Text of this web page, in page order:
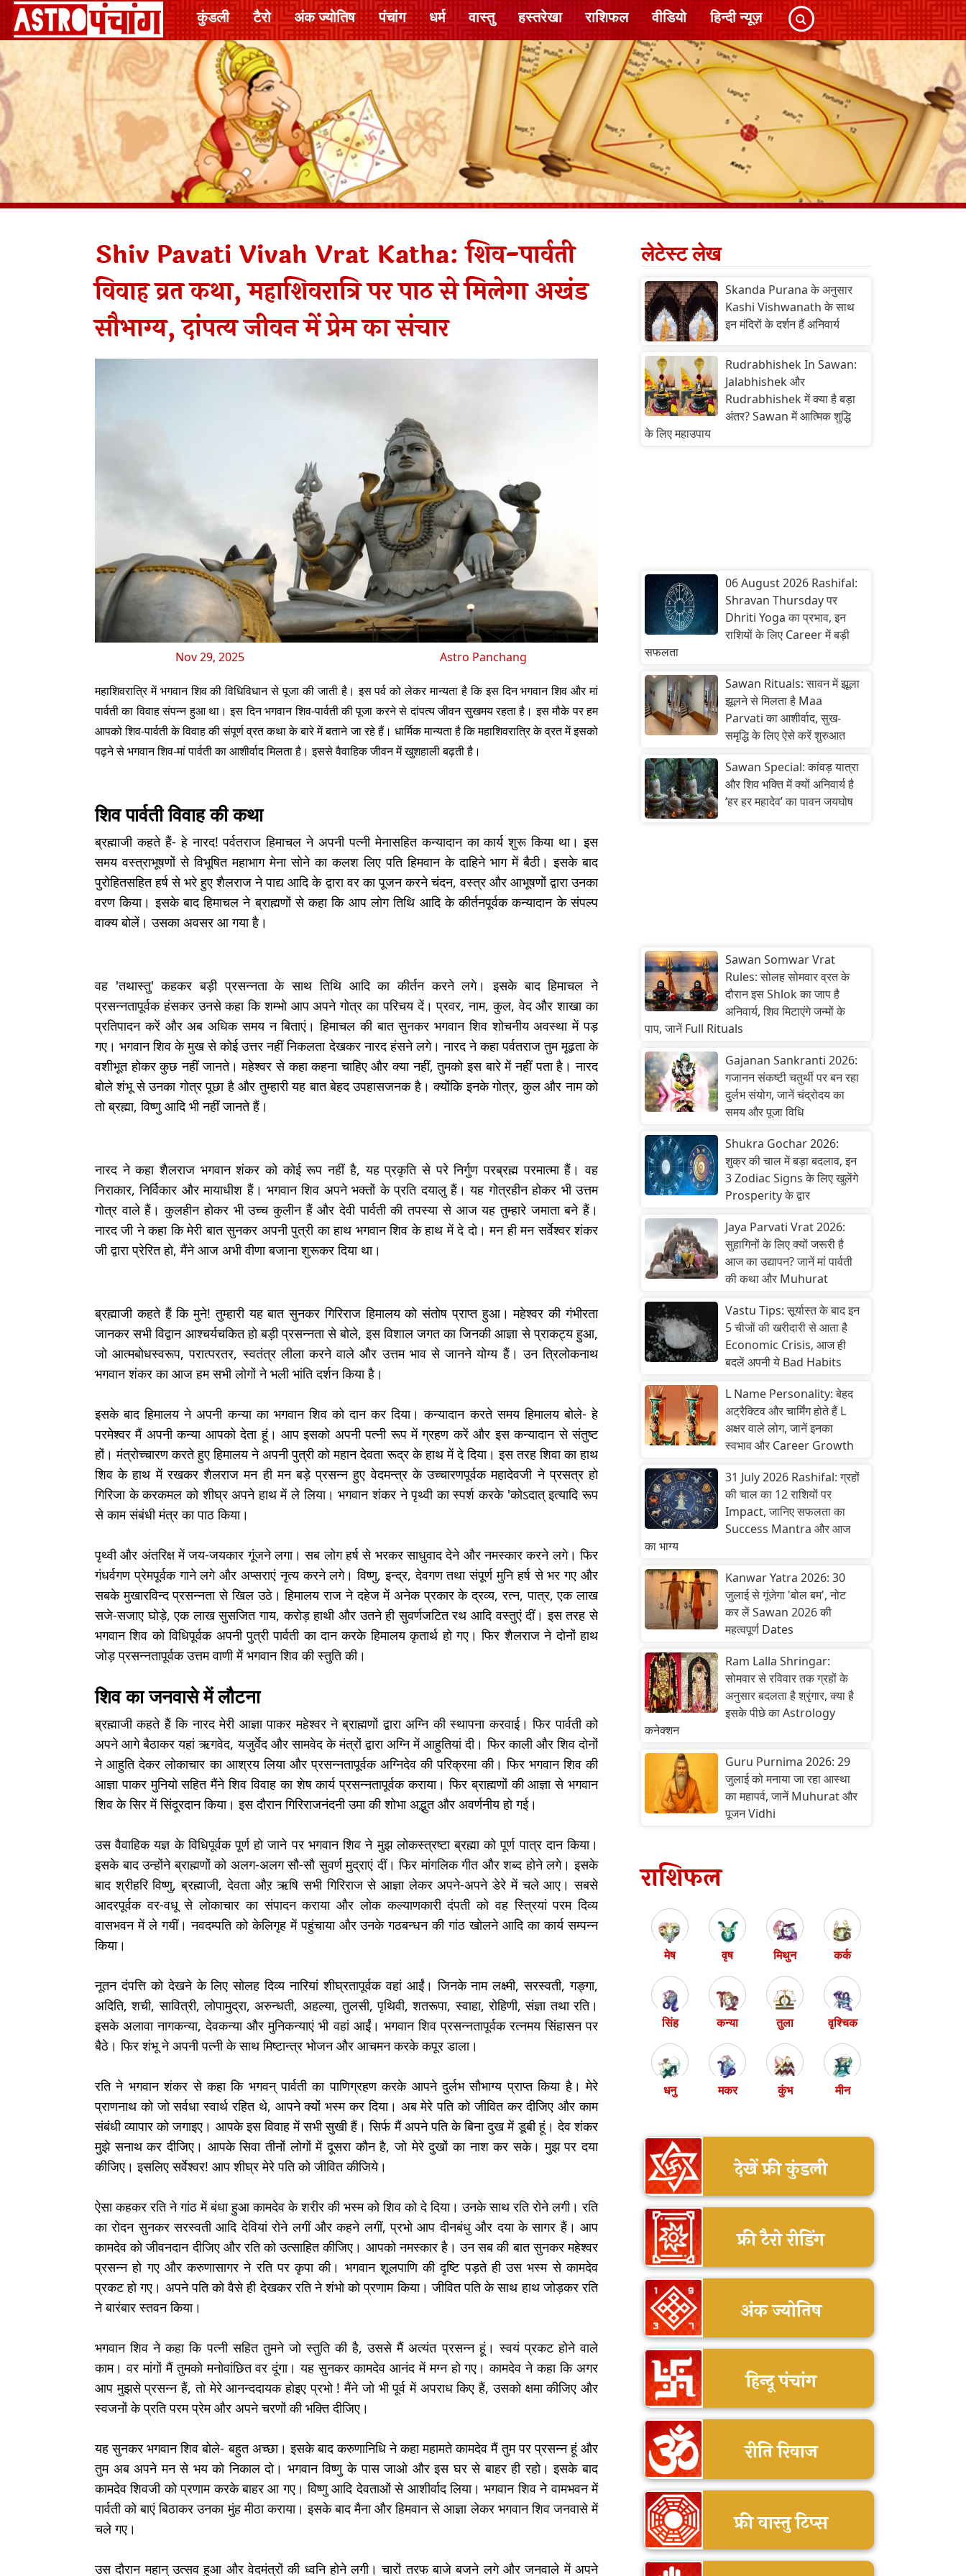
कुंडली टैरो अंक ज्योतिष पंचांग धर्म वास्तु हस्तरेखा राशिफल वीडियो हिन्दी न्यूज़
Shiv Pavati Vivah Vrat Katha: शिव-पार्वती
विवाह व्रत कथा, महाशिवरात्रि पर पाठ से मिलेगा अखंड
सौभाग्य, दांपत्य जीवन में प्रेम का संचार
Nov 29, 2025 Astro Panchang
महाशिवरात्रि में भगवान शिव की विधिविधान से पूजा की जाती है। इस पर्व को लेकर मान्यता है कि इस दिन भगवान शिव और मां
पार्वती का विवाह संपन्न हुआ था। इस दिन भगवान शिव-पार्वती की पूजा करने से दांपत्य जीवन सुखमय रहता है। इस मौके पर हम
आपको शिव-पार्वती के विवाह की संपूर्ण व्रत कथा के बारे में बताने जा रहे हैं। धार्मिक मान्यता है कि महाशिवरात्रि के व्रत में इसको
पढ़ने से भगवान शिव-मां पार्वती का आशीर्वाद मिलता है। इससे वैवाहिक जीवन में खुशहाली बढ़ती है।
शिव पार्वती विवाह की कथा
ब्रह्माजी कहते हैं- हे नारद! पर्वतराज हिमाचल ने अपनी पत्नी मेनासहित कन्यादान का कार्य शुरू किया था। इस
समय वस्त्राभूषणों से विभूषित महाभाग मेना सोने का कलश लिए पति हिमवान के दाहिने भाग में बैठी। इसके बाद
पुरोहितसहित हर्ष से भरे हुए शैलराज ने पाद्य आदि के द्वारा वर का पूजन करने चंदन, वस्त्र और आभूषणों द्वारा उनका
वरण किया। इसके बाद हिमाचल ने ब्राह्मणों से कहा कि आप लोग तिथि आदि के कीर्तनपूर्वक कन्यादान के संपल्प
वाक्य बोलें। उसका अवसर आ गया है।
वह 'तथास्तु' कहकर बड़ी प्रसन्नता के साथ तिथि आदि का कीर्तन करने लगे। इसके बाद हिमाचल ने
प्रसन्नतापूर्वक हंसकर उनसे कहा कि शम्भो आप अपने गोत्र का परिचय दें। प्रवर, नाम, कुल, वेद और शाखा का
प्रतिपादन करें और अब अधिक समय न बिताएं। हिमाचल की बात सुनकर भगवान शिव शोचनीय अवस्था में पड़
गए। भगवान शिव के मुख से कोई उत्तर नहीं निकलता देखकर नारद हंसने लगे। नारद ने कहा पर्वतराज तुम मूढ़ता के
वशीभूत होकर कुछ नहीं जानते। महेश्वर से कहा कहना चाहिए और क्या नहीं, तुमको इस बारे में नहीं पता है। नारद
बोले शंभू से उनका गोत्र पूछा है और तुम्हारी यह बात बेहद उपहासजनक है। क्योंकि इनके गोत्र, कुल और नाम को
तो ब्रह्मा, विष्णु आदि भी नहीं जानते हैं।
नारद ने कहा शैलराज भगवान शंकर को कोई रूप नहीं है, यह प्रकृति से परे निर्गुण परब्रह्म परमात्मा हैं। वह
निराकार, निर्विकार और मायाधीश हैं। भगवान शिव अपने भक्तों के प्रति दयालु हैं। यह गोत्रहीन होकर भी उत्तम
गोत्र वाले हैं। कुलहीन होकर भी उच्च कुलीन हैं और देवी पार्वती की तपस्या से आज यह तुम्हारे जमाता बने हैं।
नारद जी ने कहा कि मेरी बात सुनकर अपनी पुत्री का हाथ भगवान शिव के हाथ में दे दो। मन ही मन सर्वेश्वर शंकर
जी द्वारा प्रेरित हो, मैंने आज अभी वीणा बजाना शुरूकर दिया था।
ब्रह्माजी कहते हैं कि मुने! तुम्हारी यह बात सुनकर गिरिराज हिमालय को संतोष प्राप्त हुआ। महेश्वर की गंभीरता
जानकर सभी विद्वान आश्चर्यचकित हो बड़ी प्रसन्नता से बोले, इस विशाल जगत का जिनकी आज्ञा से प्राकट्य हुआ,
जो आत्मबोधस्वरूप, परात्परतर, स्वतंत्र लीला करने वाले और उत्तम भाव से जानने योग्य हैं। उन त्रिलोकनाथ
भगवान शंकर का आज हम सभी लोगों ने भली भांति दर्शन किया है।
इसके बाद हिमालय ने अपनी कन्या का भगवान शिव को दान कर दिया। कन्यादान करते समय हिमालय बोले- हे
परमेश्वर मैं अपनी कन्या आपको देता हूं। आप इसको अपनी पत्नी रूप में ग्रहण करें और इस कन्यादान से संतुष्ट
हों। मंत्रोच्चारण करते हुए हिमालय ने अपनी पुत्री को महान देवता रूद्र के हाथ में दे दिया। इस तरह शिवा का हाथ
शिव के हाथ में रखकर शैलराज मन ही मन बड़े प्रसन्न हुए वेदमन्त्र के उच्चारणपूर्वक महादेवजी ने प्रसत्र हो
गिरिजा के करकमल को शीघ्र अपने हाथ में ले लिया। भगवान शंकर ने पृथ्वी का स्पर्श करके 'कोऽदात् इत्यादि रूप
से काम संबंधी मंत्र का पाठ किया।
पृथ्वी और अंतरिक्ष में जय-जयकार गूंजने लगा। सब लोग हर्ष से भरकर साधुवाद देने और नमस्कार करने लगे। फिर
गंधर्वगण प्रेमपूर्वक गाने लगे और अप्सराएं नृत्य करने लगे। विष्णु, इन्द्र, देवगण तथा संपूर्ण मुनि हर्ष से भर गए और
सबके मुखारविन्द प्रसन्नता से खिल उठे। हिमालय राज ने दहेज में अनेक प्रकार के द्रव्य, रत्‍न, पात्र, एक लाख
सजे-सजाए घोड़े, एक लाख सुसजित गाय, करोड़ हाथी और उतने ही सुवर्णजटित रथ आदि वस्तुएं दीं। इस तरह से
भगवान शिव को विधिपूर्वक अपनी पुत्री पार्वती का दान करके हिमालय कृतार्थ हो गए। फिर शैलराज ने दोनों हाथ
जोड़ प्रसन्नतापूर्वक उत्तम वाणी में भगवान शिव की स्तुति की।
शिव का जनवासे में लौटना
ब्रह्माजी कहते हैं कि नारद मेरी आज्ञा पाकर महेश्वर ने ब्राह्मणों द्वारा अग्नि की स्थापना करवाई। फिर पार्वती को
अपने आगे बैठाकर यहां ऋगवेद, यजुर्वेद और सामवेद के मंत्रों द्वारा अग्नि में आहुतियां दी। फिर काली और शिव दोनों
ने आहुति देकर लोकाचार का आश्रय लिया और प्रसन्नतापूर्वक अग्निदेव की परिक्रमा की। फिर भगवान शिव की
आज्ञा पाकर मुनियो सहित मैंने शिव विवाह का शेष कार्य प्रसन्नतापूर्वक कराया। फिर ब्राह्मणों की आज्ञा से भगवान
शिव के सिर में सिंदूरदान किया। इस दौरान गिरिराजनंदनी उमा की शोभा अद्भुत और अवर्णनीय हो गई।
उस वैवाहिक यज्ञ के विधिपूर्वक पूर्ण हो जाने पर भगवान शिव ने मुझ लोकस्त्रष्टा ब्रह्मा को पूर्ण पात्र दान किया।
इसके बाद उन्होंने ब्राह्मणों को अलग-अलग सौ-सौ सुवर्ण मुद्राएं दीं। फिर मांगलिक गीत और शब्द होने लगे। इसके
बाद श्रीहरि विष्णु, ब्रह्माजी, देवता औऱ ऋषि सभी गिरिराज से आज्ञा लेकर अपने-अपने डेरे में चले आए। सबसे
आदरपूर्वक वर-वधू से लोकाचार का संपादन कराया और लोक कल्याणकारी दंपती को वह स्त्रियां परम दिव्य
वासभवन में ले गयीं। नवदम्पति को केलिगृह में पहुंचाया और उनके गठबन्धन की गांठ खोलने आदि का कार्य सम्पन्न
किया।
नूतन दंपत्ति को देखने के लिए सोलह दिव्य नारियां शीघ्रतापूर्वक वहां आईं। जिनके नाम लक्ष्मी, सरस्वती, गङ्गा,
अदिति, शची, सावित्री, लोपामुद्रा, अरुन्धती, अहल्या, तुलसी, पृथिवी, शतरूपा, स्वाहा, रोहिणी, संज्ञा तथा रति।
इसके अलावा नागकन्या, देवकन्या और मुनिकन्याएं भी वहां आईं। भगवान शिव प्रसन्नतापूर्वक रत्नमय सिंहासन पर
बैठे। फिर शंभू ने अपनी पत्नी के साथ मिष्टान्त्र भोजन और आचमन करके कपूर डाला।
रति ने भगवान शंकर से कहा कि भगवन् पार्वती का पाणिग्रहण करके आपने दुर्लभ सौभाग्य प्राप्त किया है। मेरे
प्राणनाथ को जो सर्वधा स्वार्थ रहित थे, आपने क्यों भस्म कर दिया। अब मेरे पति को जीवित कर दीजिए और काम
संबंधी व्यापार को जगाइए। आपके इस विवाह में सभी सुखी हैं। सिर्फ मैं अपने पति के बिना दुख में डूबी हूं। देव शंकर
मुझे सनाथ कर दीजिए। आपके सिवा तीनों लोगों में दूसरा कौन है, जो मेरे दुखों का नाश कर सके। मुझ पर दया
कीजिए। इसलिए सर्वेश्वर! आप शीघ्र मेरे पति को जीवित कीजिये।
ऐसा कहकर रति ने गांठ में बंधा हुआ कामदेव के शरीर की भस्म को शिव को दे दिया। उनके साथ रति रोने लगी। रति
का रोदन सुनकर सरस्वती आदि देवियां रोने लगीं और कहने लगीं, प्रभो आप दीनबंधु और दया के सागर हैं। आप
कामदेव को जीवनदान दीजिए और रति को उत्साहित कीजिए। आपको नमस्कार है। उन सब की बात सुनकर महेश्वर
प्रसन्न हो गए और करुणासागर ने रति पर कृपा की। भगवान शूलपाणि की दृष्टि पड़ते ही उस भस्म से कामदेव
प्रकट हो गए। अपने पति को वैसे ही देखकर रति ने शंभो को प्रणाम किया। जीवित पति के साथ हाथ जोड़कर रति
ने बारंबार स्तवन किया।
भगवान शिव ने कहा कि पत्नी सहित तुमने जो स्तुति की है, उससे मैं अत्यंत प्रसन्न हूं। स्वयं प्रकट होने वाले
काम। वर मांगों मैं तुमको मनोवांछित वर दूंगा। यह सुनकर कामदेव आनंद में मग्न हो गए। कामदेव ने कहा कि अगर
आप मुझसे प्रसन्न हैं, तो मेरे आनन्ददायक होइए प्रभो ! मैंने जो भी पूर्व में अपराध किए हैं, उसको क्षमा कीजिए और
स्वजनों के प्रति परम प्रेम और अपने चरणों की भक्ति दीजिए।
यह सुनकर भगवान शिव बोले- बहुत अच्छा। इसके बाद करुणानिधि ने कहा महामते कामदेव मैं तुम पर प्रसन्न हूं और
तुम अब अपने मन से भय को निकाल दो। भगवान विष्णु के पास जाओ और इस घर से बाहर ही रहो। इसके बाद
कामदेव शिवजी को प्रणाम करके बाहर आ गए। विष्णु आदि देवताओं से आशीर्वाद लिया। भगवान शिव ने वामभवन में
पार्वती को बाएं बिठाकर उनका मुंह मीठा कराया। इसके बाद मैना और हिमवान से आज्ञा लेकर भगवान शिव जनवासे में
चले गए।
उस दौरान महान् उत्सव हुआ और वेदमंत्रों की ध्वनि होने लगी। चारों तरफ बाजे बजने लगे और जनवाले में अपने
लेटेस्ट लेख
Skanda Purana के अनुसार
Kashi Vishwanath के साथ
इन मंदिरों के दर्शन हैं अनिवार्य
Rudrabhishek In Sawan:
Jalabhishek और
Rudrabhishek में क्या है बड़ा
अंतर? Sawan में आत्मिक शुद्धि
के लिए महाउपाय
06 August 2026 Rashifal:
Shravan Thursday पर
Dhriti Yoga का प्रभाव, इन
राशियों के लिए Career में बड़ी
सफलता
Sawan Rituals: सावन में झूला
झूलने से मिलता है Maa
Parvati का आशीर्वाद, सुख-
समृद्धि के लिए ऐसे करें शुरुआत
Sawan Special: कांवड़ यात्रा
और शिव भक्ति में क्यों अनिवार्य है
‘हर हर महादेव’ का पावन जयघोष
Sawan Somwar Vrat
Rules: सोलह सोमवार व्रत के
दौरान इस Shlok का जाप है
अनिवार्य, शिव मिटाएंगे जन्मों के
पाप, जानें Full Rituals
Gajanan Sankranti 2026:
गजानन संकष्टी चतुर्थी पर बन रहा
दुर्लभ संयोग, जानें चंद्रोदय का
समय और पूजा विधि
Shukra Gochar 2026:
शुक्र की चाल में बड़ा बदलाव, इन
3 Zodiac Signs के लिए खुलेंगे
Prosperity के द्वार
Jaya Parvati Vrat 2026:
सुहागिनों के लिए क्यों जरूरी है
आज का उद्यापन? जानें मां पार्वती
की कथा और Muhurat
Vastu Tips: सूर्यास्त के बाद इन
5 चीजों की खरीदारी से आता है
Economic Crisis, आज ही
बदलें अपनी ये Bad Habits
L Name Personality: बेहद
अट्रैक्टिव और चार्मिंग होते हैं L
अक्षर वाले लोग, जानें इनका
स्वभाव और Career Growth
31 July 2026 Rashifal: ग्रहों
की चाल का 12 राशियों पर
Impact, जानिए सफलता का
Success Mantra और आज
का भाग्य
Kanwar Yatra 2026: 30
जुलाई से गूंजेगा 'बोल बम', नोट
कर लें Sawan 2026 की
महत्वपूर्ण Dates
Ram Lalla Shringar:
सोमवार से रविवार तक ग्रहों के
अनुसार बदलता है श्रृंगार, क्या है
इसके पीछे का Astrology
कनेक्शन
Guru Purnima 2026: 29
जुलाई को मनाया जा रहा आस्था
का महापर्व, जानें Muhurat और
पूजन Vidhi
राशिफल
मेष वृष मिथुन कर्क
सिंह कन्या तुला वृश्चिक
धनु मकर कुंभ मीन
देखें फ्री कुंडली
फ्री टैरो रीडिंग
अंक ज्योतिष
हिन्दू पंचांग
रीति रिवाज
फ्री वास्तु टिप्स